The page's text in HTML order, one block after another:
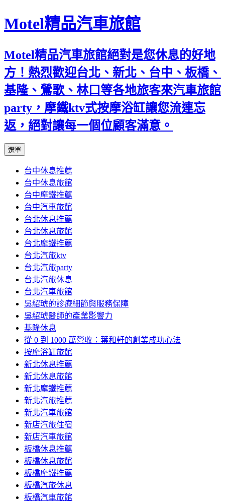
Motel精品汽車旅館
Motel精品汽車旅館絕對是您休息的好地
方！熱烈歡迎台北、新北、台中、板橋、
基隆、鶯歌、林口等各地旅客來汽車旅館
party，摩鐵ktv式按摩浴缸讓您流連忘
返，絕對讓每一個位顧客滿意。
選單
內
容
台中休息推薦
台中休息旅館
台中摩鐵推薦
台中汽車旅館
台北休息推薦
台北休息旅館
台北摩鐵推薦
台北汽旅ktv
台北汽旅party
台北汽旅休息
台北汽車旅館
吳紹琥的診療細節與服務保障
吳紹琥醫師的產業影響力
基隆休息
從 0 到 1000 萬營收：葉和軒的創業成功心法
按摩浴缸旅館
新北休息推薦
新北休息旅館
新北摩鐵推薦
新北汽旅推薦
新北汽車旅館
新店汽旅住宿
新店汽車旅館
板橋休息推薦
板橋休息旅館
板橋摩鐵推薦
板橋汽旅休息
板橋汽車旅館